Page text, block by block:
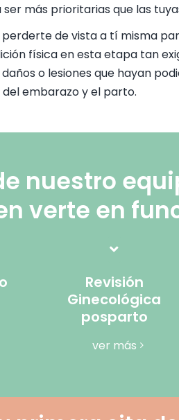
más prioritarias que las
perderte de vista a tí misma
física en esta etapa tan
o lesiones que hayan
embarazo y el parto.
nuestro
verte en
Revisión
Ginecológica
posparto
ver más